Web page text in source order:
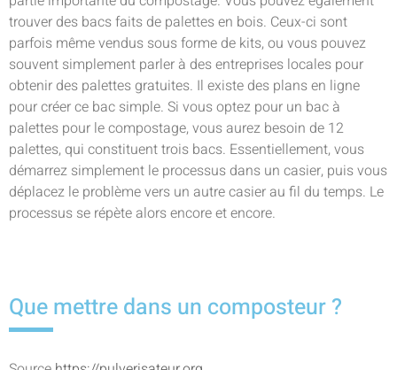
trouver des bacs faits de palettes en bois. Ceux-ci sont
parfois même vendus sous forme de kits, ou vous pouvez
souvent simplement parler à des entreprises locales pour
obtenir des palettes gratuites. Il existe des plans en ligne
pour créer ce bac simple. Si vous optez pour un bac à
palettes pour le compostage, vous aurez besoin de 12
palettes, qui constituent trois bacs. Essentiellement, vous
démarrez simplement le processus dans un casier, puis vous
déplacez le problème vers un autre casier au fil du temps. Le
processus se répète alors encore et encore.
Que mettre dans un composteur ?